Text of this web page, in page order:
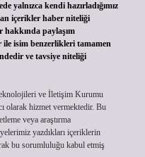
yalnızca kendi hazırladığımız
içerikler haber niteliği
hakkında paylaşım
ile isim benzerlikleri tamamen
ve tavsiye niteliği
ve İletişim Kurumu
olarak hizmet vermektedir. Bu
veya araştırma
yazdıkları içeriklerin
bu sorumluluğu kabul etmiş